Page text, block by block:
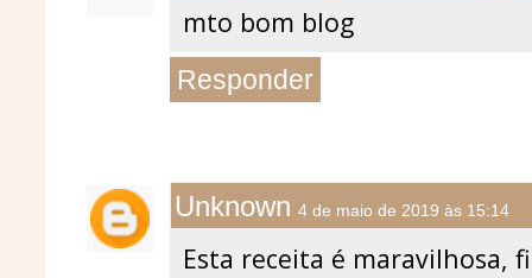
mto bom blog
Responder
Unknown 4 de maio de 2019 às 15:14
Esta receita é maravilhosa,